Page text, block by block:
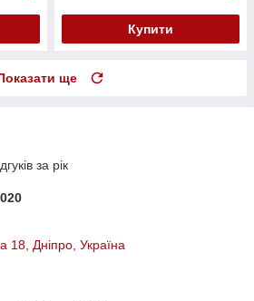
Купити
ще
за рік
18, Дніпро, Україна